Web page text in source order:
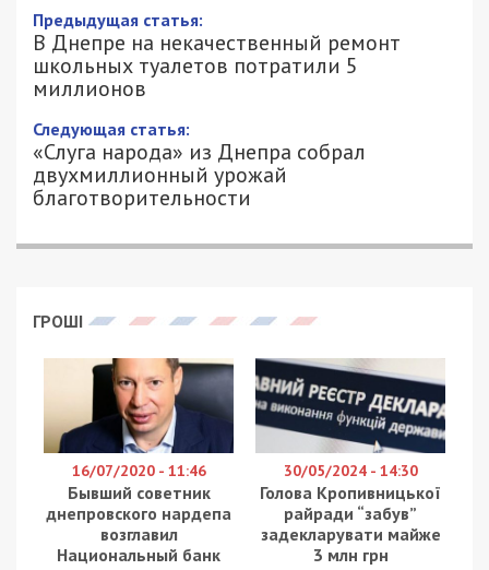
В Днепре на некачественный ремонт
школьных туалетов потратили 5
миллионов
9/10/2019 - 14:19
АЛЕКСАНДР КЛИМОВ - СПЕЦИАЛЬНО
ДЛЯ 49000.COM.UA
выделили 5 миллионов гривен. Об этом написал
У нас в школе за полтора месяца не могут
Тендерпровели в середине лета, и только в
августе определились с подрядчиком компанией
«СТРОЙІНВЕСТ». На тендер подрядчик подал
большой список работников, вот только
работало всего два человека. Постоянно
затягивали с привозом материалов и рабочие
жаловались на это, – написал Ткаченко.
Активист возмущен тем, что капитальный
ремонт санузла в школе начался во время